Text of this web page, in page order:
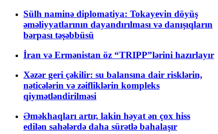
Sülh naminə diplomatiya: Tokayevin döyüş
əməliyyatlarının dayandırılması və danışıqların
bərpası təşəbbüsü
İran və Ermənistan öz “TRIPP”lərini hazırlayır
Xəzər geri çəkilir: su balansına dair risklərin,
nəticələrin və zəifliklərin kompleks
qiymətləndirilməsi
Əməkhaqları artır, lakin həyat ən çox hiss
edilən sahələrdə daha sürətlə bahalaşır